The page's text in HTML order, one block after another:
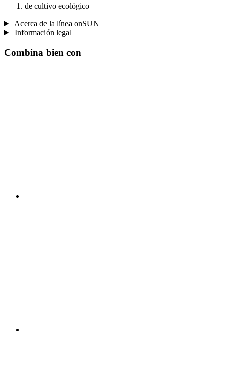
de cultivo ecológico
Acerca de la línea onSUN
Información legal
Combina bien con